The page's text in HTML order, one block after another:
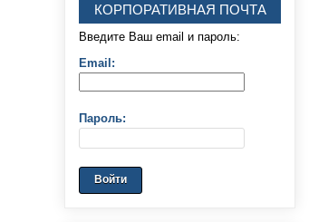
КОРПОРАТИВНАЯ ПОЧТА
Введите Ваш email и пароль:
Email:
Пароль: